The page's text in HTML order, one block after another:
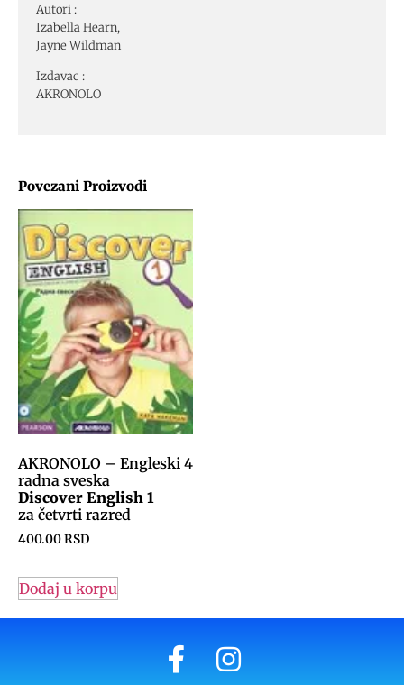
Povezani Proizvodi
AKRONOLO – Engleski 4
radna sveska
Discover English 1
za četvrti razred
400.00RSD
Dodaj u korpu
Autori :
Izabella Hearn,
Jayne Wildman
Izdavac :
AKRONOLO